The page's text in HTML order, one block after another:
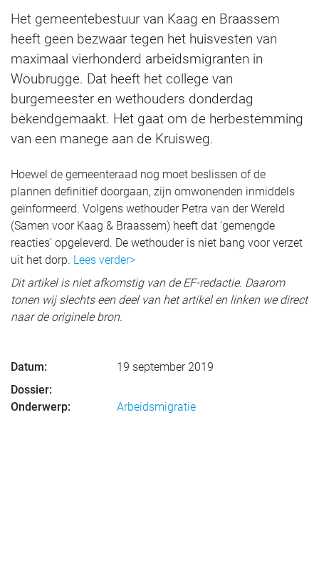
Het gemeentebestuur van Kaag en Braassem
heeft geen bezwaar tegen het huisvesten van
maximaal vierhonderd arbeidsmigranten in
Woubrugge. Dat heeft het college van
burgemeester en wethouders donderdag
bekendgemaakt. Het gaat om de herbestemming
van een manege aan de Kruisweg.
Hoewel de gemeenteraad nog moet beslissen of de
plannen definitief doorgaan, zijn omwonenden inmiddels
geïnformeerd. Volgens wethouder Petra van der Wereld
(Samen voor Kaag & Braassem) heeft dat ‘gemengde
reacties’ opgeleverd. De wethouder is niet bang voor verzet
uit het dorp. Lees verder>
Dit artikel is niet afkomstig van de EF-redactie. Daarom
tonen wij slechts een deel van het artikel en linken we direct
naar de originele bron.
Datum:
19 september 2019
Dossier:
Onderwerp:
Arbeidsmigratie